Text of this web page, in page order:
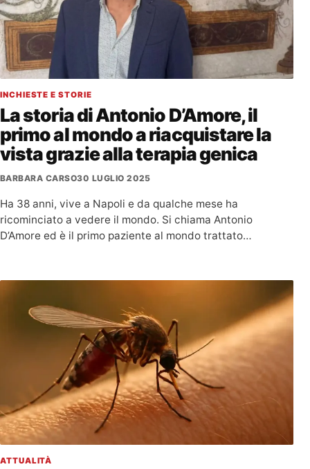
INCHIESTE E STORIE
La storia di Antonio D’Amore, il
primo al mondo a riacquistare la
vista grazie alla terapia genica
BARBARA CARSO30 LUGLIO 2025
Ha 38 anni, vive a Napoli e da qualche mese ha
ricominciato a vedere il mondo. Si chiama Antonio
D’Amore ed è il primo paziente al mondo trattato…
ATTUALITÀ